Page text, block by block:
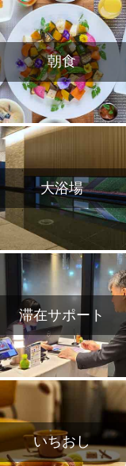
朝食
大浴場
滞在サポート
いちおし